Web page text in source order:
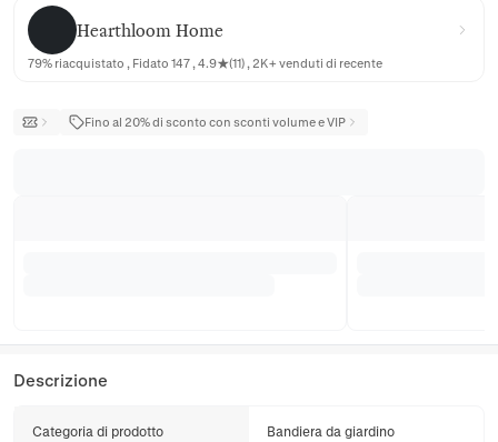
Hearthloom Home
Hearthloom Home
79% riacquistato , Fidato 147 , 4.9★(11) , 2K+ venduti di recente
Fino al 20% di sconto con sconti volume e VIP
Descrizione
Categoria di prodotto Bandiera da giardino